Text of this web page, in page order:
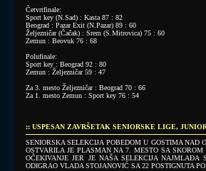
Četvrtfinale:
Sport key (N.Sad) : Kasta 87 : 82
Beograd : Pazar Exit (N.Pazar) 89 : 60
Željezničar (Čačak) : Srem (S.Mitrovica) 75 : 60
Zemun : Beovuk 76 : 68
Polufinale:
Sport key : Beograd 92 : 80
Zemun : Željezničar 59 : 47
Za 3. mesto Željezničar : Beograd 70 : 66
Za 1. mesto Zemun : Sport key 76 : 54
:: USPESAN ZAVRŠETAK SENIORSKE LIGE,
SENIORSKA SELEKCIJA POBEDOM U GOSTIMA NAD
OSTVARILA JE PLASMAN NA 7. MESTO SA
OČEKIVANJE JER JE NAŠA SELEKCIJA NAJMLAĐA
ODIGRAO VLADA STOJANOVIĆ SA 22 POSTIGNUTA